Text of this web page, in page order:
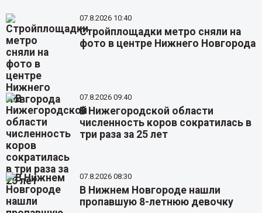
07.8.2026 10:40
Стройплощадки метро сняли на
фото в центре Нижнего Новгорода
07.8.2026 09:40
В Нижегородской области
численность коров сократилась в
три раза за 25 лет
07.8.2026 08:30
В Нижнем Новгороде нашли
пропавшую 8-летнюю девочку